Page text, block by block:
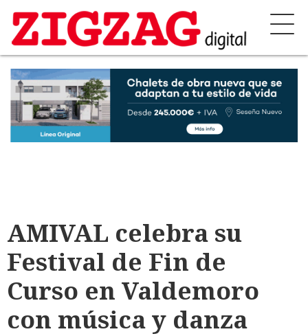
AMIVAL celebra su
Festival de Fin de
Curso en Valdemoro
con música y danza